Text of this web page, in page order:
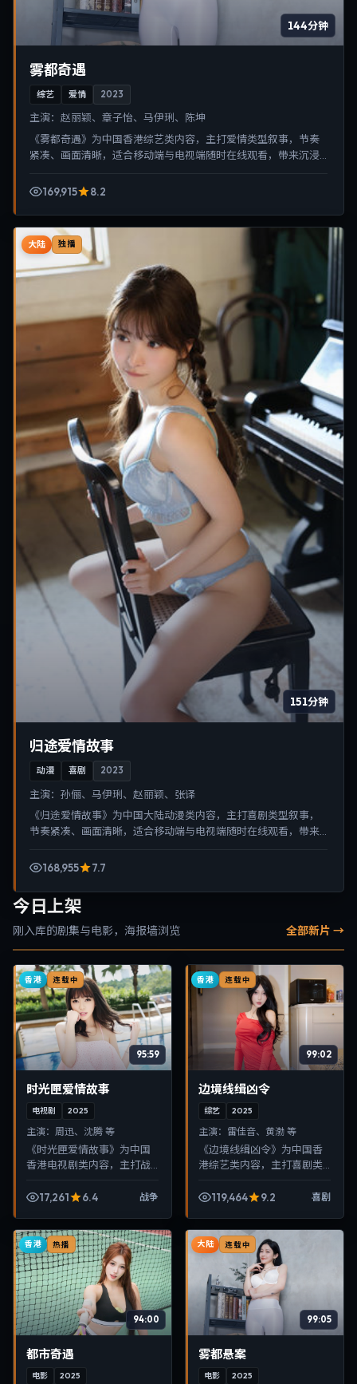
144分钟
雾都奇遇
综艺 爱情 2023
主演： 赵丽颖、章子怡、马伊琍、陈坤
《雾都奇遇》为中国香港综艺类内容，主打爱情类型叙事，节奏
紧凑、画面清晰，适合移动端与电视端随时在线观看，带来沉浸
169,915
8.2
大陆 独播
151分钟
归途爱情故事
动漫 喜剧 2023
主演： 孙俪、马伊琍、赵丽颖、张译
《归途爱情故事》为中国大陆动漫类内容，主打喜剧类型叙事，
节奏紧凑、画面清晰，适合移动端与电视端随时在线观看，带来
168,955
7.7
今日上架
刚入库的剧集与电影，海报墙浏览 全部新片 →
香港 连载中
95:59
时光匣爱情故事
电视剧 2025
主演： 周迅、沈腾 等
《时光匣爱情故事》为中国
香港电视剧类内容，主打战
面清晰，适合移动端与电视
17,261 6.4 战争
香港 连载中
99:02
边境线缉凶令
综艺 2025
主演： 雷佳音、黄渤 等
《边境线缉凶令》为中国香
港综艺类内容，主打喜剧类
晰，适合移动端与电视端随
119,464 9.2 喜剧
香港 热播
94:00
都市奇遇
电影 2025
大陆 连载中
99:05
雾都悬案
电影 2025